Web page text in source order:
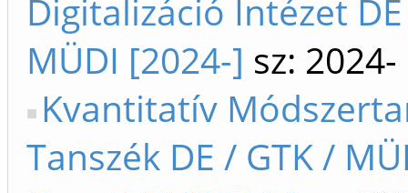
Digitalizáció Intézet
MÜDI [2024-] sz: 2024-
Kvantitatív
Tanszék DE / GTK /